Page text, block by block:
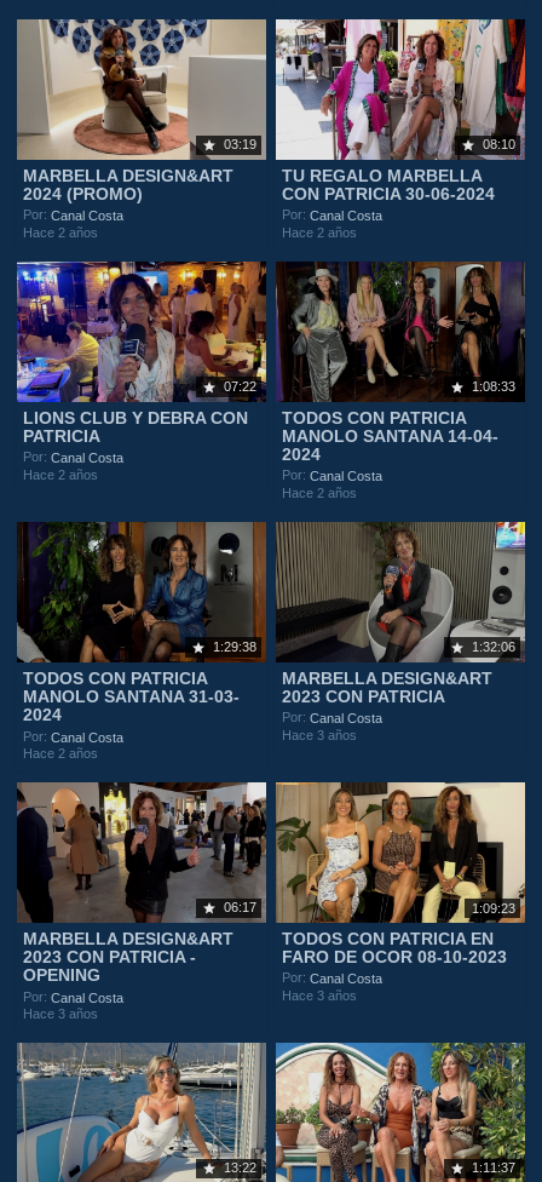
03:19
MARBELLA DESIGN&ART
2024 (PROMO)
Por:Canal Costa
Hace 2 años
08:10
TU REGALO MARBELLA
CON PATRICIA 30-06-2024
Por:Canal Costa
Hace 2 años
07:22
LIONS CLUB Y DEBRA CON
PATRICIA
Por:Canal Costa
Hace 2 años
1:08:33
TODOS CON PATRICIA
MANOLO SANTANA 14-04-
2024
Por:Canal Costa
Hace 2 años
1:29:38
TODOS CON PATRICIA
MANOLO SANTANA 31-03-
2024
Por:Canal Costa
Hace 2 años
1:32:06
MARBELLA DESIGN&ART
2023 CON PATRICIA
Por:Canal Costa
Hace 3 años
06:17
MARBELLA DESIGN&ART
2023 CON PATRICIA -
OPENING
Por:Canal Costa
Hace 3 años
1:09:23
TODOS CON PATRICIA EN
FARO DE OCOR 08-10-2023
Por:Canal Costa
Hace 3 años
13:22 1:11:37